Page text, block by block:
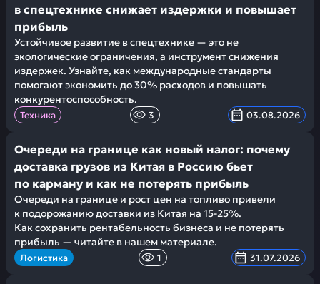
в спецтехнике снижает издержки и повышает
прибыль
Устойчивое развитие в спецтехнике — это не
экологические ограничения, а инструмент снижения
издержек. Узнайте, как международные стандарты
помогают экономить до 30% расходов и повышать
конкурентоспособность.
Техника 3 03.08.2026
Очереди на границе как новый налог: почему
доставка грузов из Китая в Россию бьет
по карману и как не потерять прибыль
Очереди на границе и рост цен на топливо привели
к подорожанию доставки из Китая на 15-25%.
Как сохранить рентабельность бизнеса и не потерять
прибыль — читайте в нашем материале.
Логистика 1 31.07.2026